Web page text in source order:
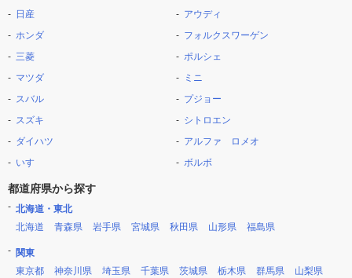
日産
ホンダ
三菱
マツダ
スバル
スズキ
ダイハツ
いすゞ
アウディ
フォルクスワーゲン
ポルシェ
ミニ
プジョー
シトロエン
アルファ ロメオ
ボルボ
都道府県から探す
北海道・東北
北海道
青森県 岩手県 宮城県 秋田県 山形県 福島県
関東
東京都
神奈川県 埼玉県 千葉県 茨城県 栃木県 群馬県 山梨県